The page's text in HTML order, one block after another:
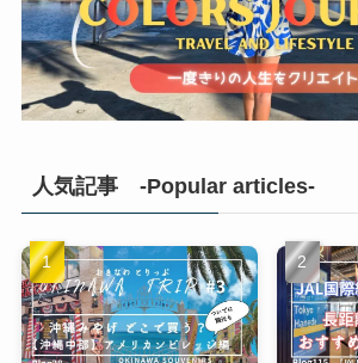
人気記事 -Popular articles-